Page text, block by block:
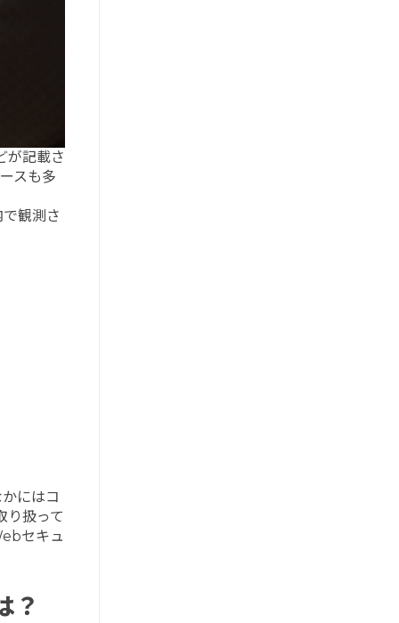
が記載さ
スも多
観測さ
にはコ
り扱って
セキュ
？